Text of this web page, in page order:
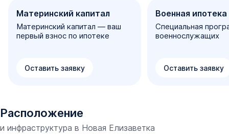
Материнский капитал
Материнский капитал — ваш
первый взнос по ипотеке
Оставить заявку
Военная ипотека
Специальная
военнослужащих
Оставить заявку
Расположение
и инфраструктура в Новая Елизаветка